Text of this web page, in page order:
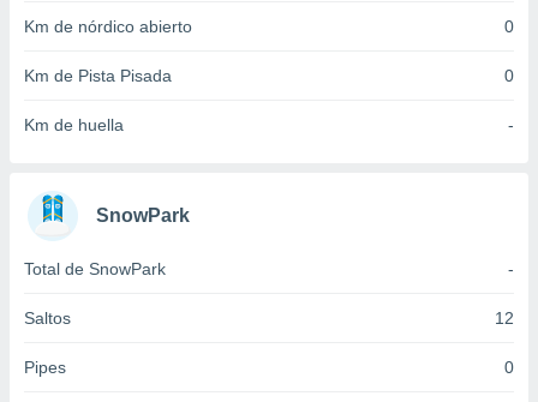
contenido
medir el
de la
el
de
Km de nórdico abierto 0
Km de Pista Pisada 0
Km de huella -
SnowPark
Total de SnowPark -
Saltos 12
Pipes 0